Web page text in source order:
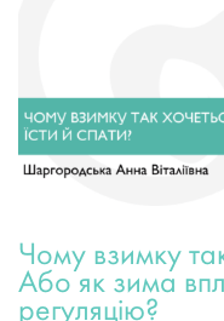
Чому взимку
Або як зима
регуляцію?